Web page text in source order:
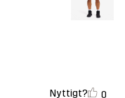
Nyttigt? 0